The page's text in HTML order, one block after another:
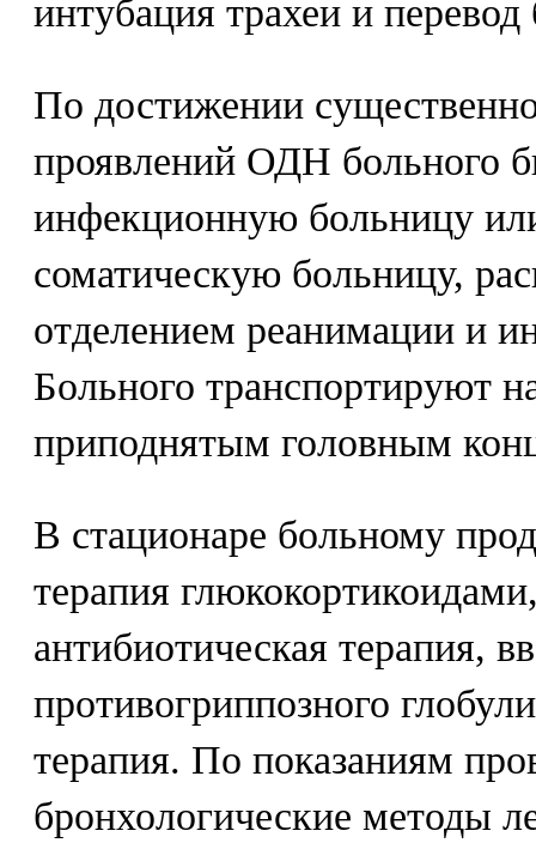
интубация трахеи и
По достижении
проявлений ОДН больного
инфекционную больницу
соматическую больницу,
отделением реанимации и
Больного транспортируют
приподнятым головным
В стационаре больному
терапия
антибиотическая терапия,
противогриппозного
терапия. По показаниям
бронхологические методы